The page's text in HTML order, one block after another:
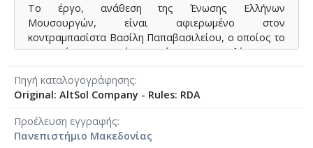
Το έργο, ανάθεση της Ένωσης Ελλήνων
Μουσουργών, είναι αφιερωμένο στον
κοντραμπασίστα Βασίλη Παπαβασιλείου, ο οποίος το
παρουσίασε για πρώτη φορά στις 30 Απριλίου 1991,
Πηγή καταλογογράφησης
Original: AltSol Company - Rules: RDA
Προέλευση εγγραφής
Πανεπιστήμιο Μακεδονίας